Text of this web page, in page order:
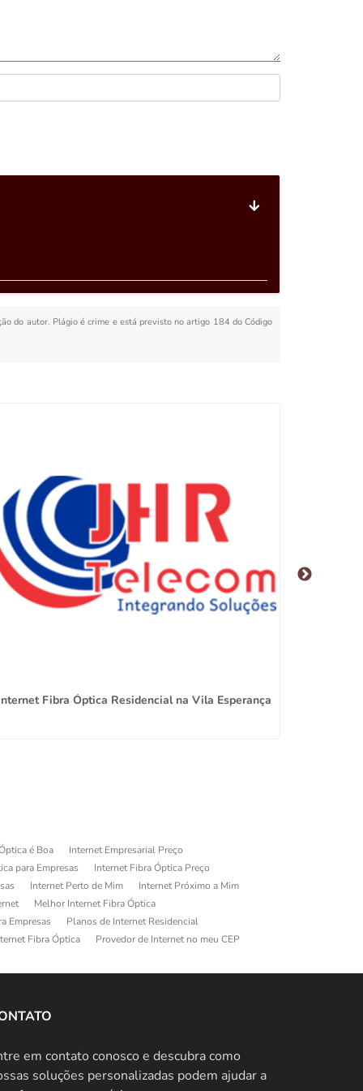
do autor. Plágio é crime e está previsto no artigo 184 do Código
Fibra Óptica Residencial na Vila Esperança
é Boa
Internet Empresarial Preço
para Empresas
Internet Fibra Óptica Preço
Internet Perto de Mim
Internet Próximo a Mim
Melhor Internet Fibra Óptica
Empresas
Planos de Internet Residencial
Fibra Óptica
Provedor de Internet no meu CEP
em contato conosco e descubra como
soluções personalizadas podem ajudar a